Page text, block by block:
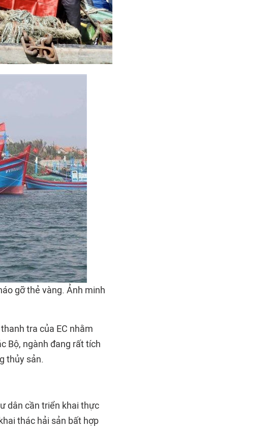
gỡ thẻ vàng. Ảnh minh
tra của EC nhằm
Bộ, ngành đang rất tích
thủy sản.
dân cần triển khai thực
thác hải sản bất hợp